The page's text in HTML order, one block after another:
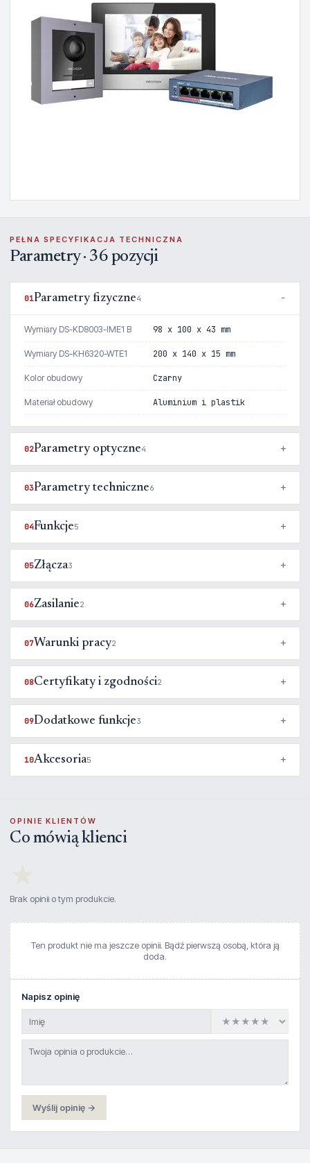
PEŁNA SPECYFIKACJA TECHNICZNA
Parametry · 36 pozycji
01Parametry fizyczne4
Wymiary DS-KD8003-IME1 B 98 x 100 x 43 mm
Wymiary DS-KH6320-WTE1 200 x 140 x 15 mm
Kolor obudowy Czarny
Materiał obudowy Aluminium i plastik
02Parametry optyczne4
03Parametry techniczne6
04Funkcje5
05Złącza3
06Zasilanie2
07Warunki pracy2
08Certyfikaty i zgodności2
09Dodatkowe funkcje3
10Akcesoria5
OPINIE KLIENTÓW
Co mówią klienci
Brak opinii o tym produkcie.
Ten produkt nie ma jeszcze opinii. Bądź pierwszą osobą, która ją
doda.
Napisz opinię
Wyślij opinię →